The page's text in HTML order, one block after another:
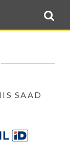
Sulge menüü
SAAD